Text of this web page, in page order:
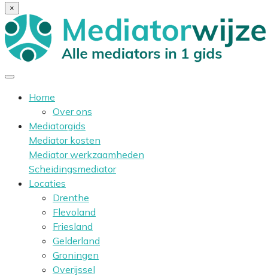
×
Home
Over ons
Mediatorgids
Mediator kosten
Mediator werkzaamheden
Scheidingsmediator
Locaties
Drenthe
Flevoland
Friesland
Gelderland
Groningen
Overijssel